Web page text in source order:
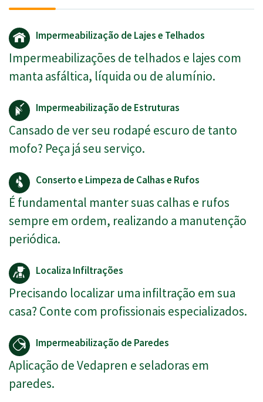
Impermeabilização de Lajes e Telhados
Impermeabilizações de telhados e lajes com
manta asfáltica, líquida ou de alumínio.
Impermeabilização de Estruturas
Cansado de ver seu rodapé escuro de tanto
mofo? Peça já seu serviço.
Conserto e Limpeza de Calhas e Rufos
É fundamental manter suas calhas e rufos
sempre em ordem, realizando a manutenção
periódica.
Localiza Infiltrações
Precisando localizar uma infiltração em sua
casa? Conte com profissionais especializados.
Impermeabilização de Paredes
Aplicação de Vedapren e seladoras em
paredes.